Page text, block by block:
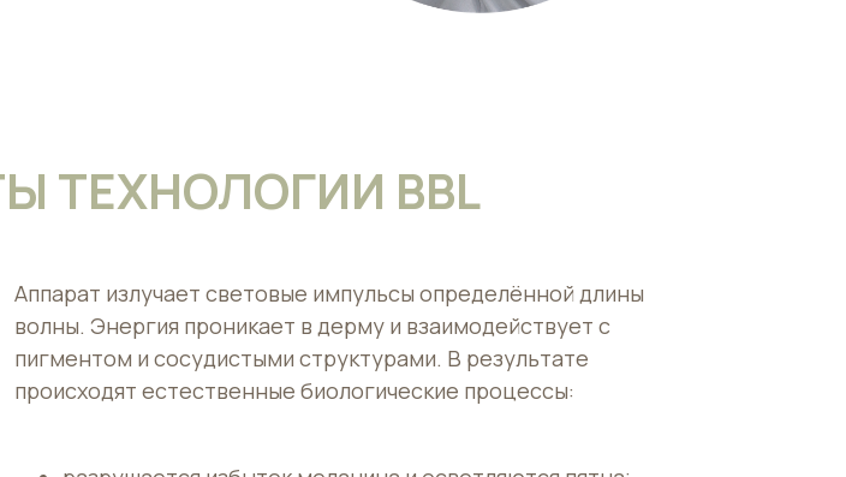
ТЕХНОЛОГИИ BBL
Аппарат излучает световые импульсы определённой длины
волны. Энергия проникает в дерму и взаимодействует с
пигментом и сосудистыми структурами. В результате
происходят естественные биологические процессы: